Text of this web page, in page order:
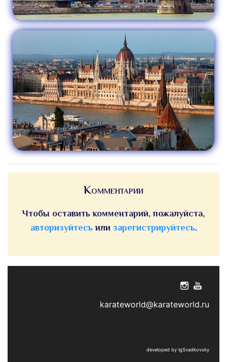
Комментарии
Чтобы оставить комментарий, пожалуйста,
авторизуйтесьили зарегистрируйтесь.
karateworld@karateworld.ru
developed by IgSvadkovsky